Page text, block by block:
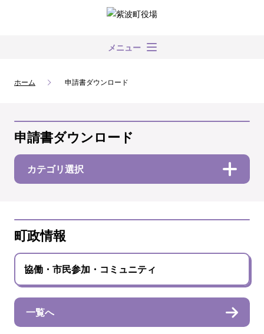
メニュー
ホーム 申請書ダウンロード
申請書ダウンロード
カテゴリ選択
町政情報
協働・市民参加・コミュニティ
一覧へ